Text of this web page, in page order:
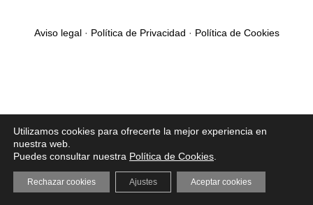
Aviso legal· Política de Privacidad · Política de Cookies
Utilizamos cookies para ofrecerte la mejor experiencia en
nuestra web.
Puedes consultar nuestra Política de Cookies
Aceptar cookies
Rechazar cookies Ajustes